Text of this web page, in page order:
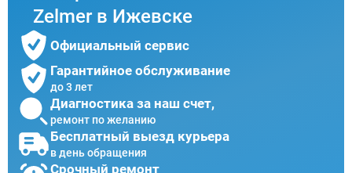
Zelmer в Ижевске
Официальный сервис
Гарантийное обслуживание
до 3 лет
Диагностика за наш счет,
ремонт по желанию
Бесплатный выезд курьера
в день обращения
Срочный ремонт